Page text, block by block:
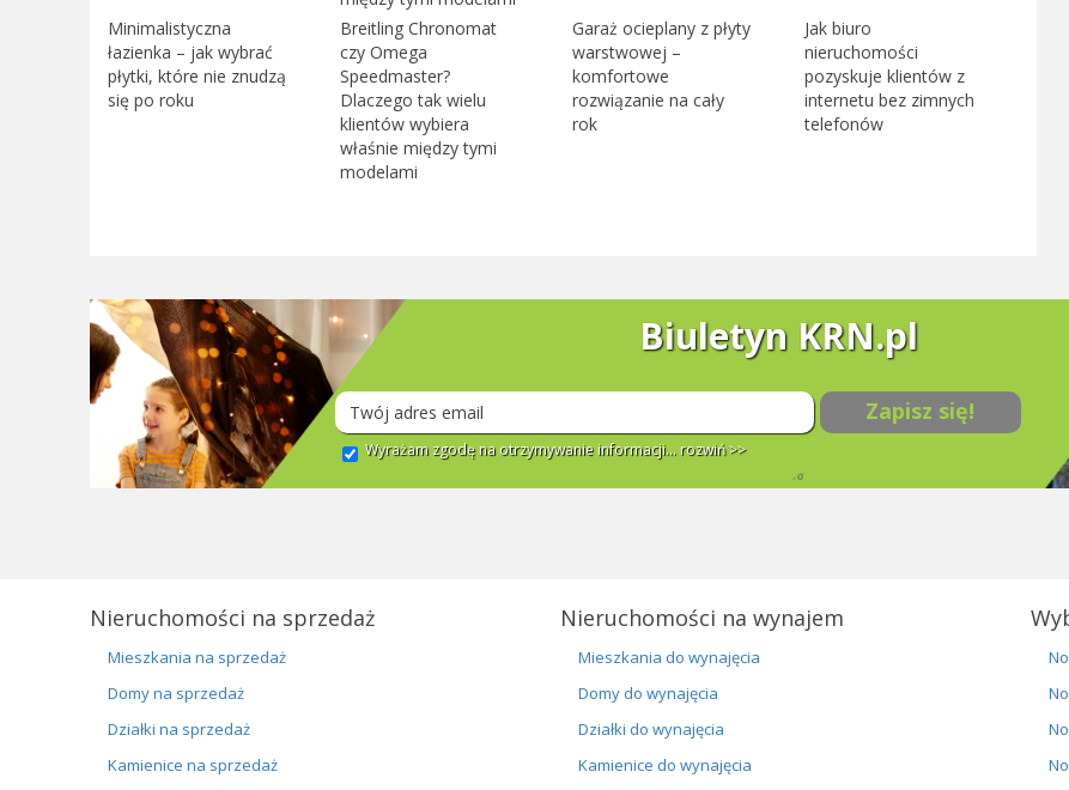
Minimalistyczna
łazienka – jak wybrać
płytki, które nie znudzą
się po roku
Breitling Chronomat
czy Omega
Speedmaster?
Dlaczego tak wielu
klientów wybiera
właśnie między tymi
modelami
Garaż ocieplany z płyty
warstwowej –
komfortowe
rozwiązanie na cały
rok
Jak biuro
nieruchomości
pozyskuje klientów z
internetu bez zimnych
telefonów
Biuletyn KRN.pl
Zapisz się!
Wyrażam zgodę na otrzymywanie informacji... rozwiń >>
Nieruchomości na sprzedaż
Mieszkania na sprzedaż
Domy na sprzedaż
Działki na sprzedaż
Kamienice na sprzedaż
Nieruchomości na wynajem
Mieszkania do wynajęcia
Domy do wynajęcia
Działki do wynajęcia
Kamienice do wynajęcia